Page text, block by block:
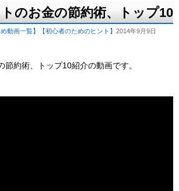
のお金の節約術、トップ10
動画一覧】 【初心者のためのヒント】 2014年9月9日
節約術、トップ10紹介の動画です。